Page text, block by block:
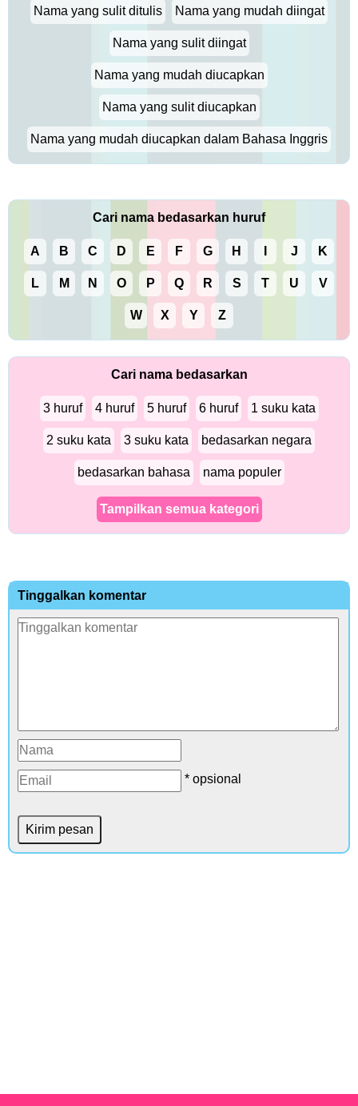
Nama yang sulit ditulis Nama yang mudah diingat
Nama yang sulit diingat
Nama yang mudah diucapkan
Nama yang sulit diucapkan
Nama yang mudah diucapkan dalam Bahasa Inggris
Cari nama bedasarkan huruf
A B C D E F G H J K
L M N O P Q R S T U V
W X Y Z
Cari nama bedasarkan
3 huruf 4 huruf 5 huruf 6 huruf 1 suku kata
2 suku kata 3 suku kata bedasarkan negara
bedasarkan bahasa nama populer
Tampilkan semua kategori
Tinggalkan komentar
* opsional